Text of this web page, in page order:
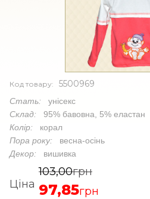
Код товару: 5500969
Стать: унісекс
Склад: 95% бавовна, 5% еластан
Колір: корал
Пора року: весна-осінь
Декор: вишивка
Ціна
103,00грн
97,85грн